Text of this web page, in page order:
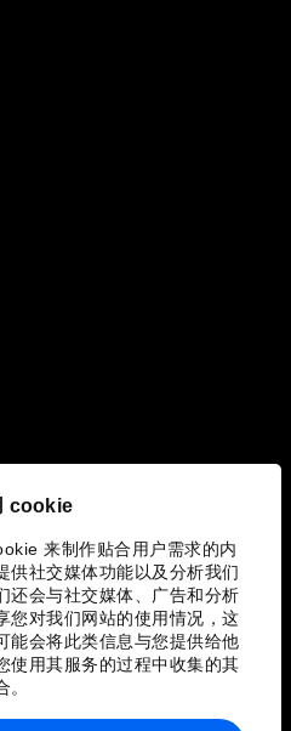
cookie
来制作贴合用户需求的内
供社交媒体功能以及分析我们
还会与社交媒体、广告和分析
您对我们网站的使用情况，这
能会将此类信息与您提供给他
使用其服务的过程中收集的其